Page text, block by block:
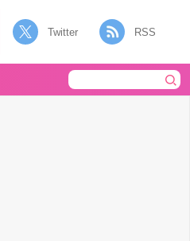
Twitter RSS